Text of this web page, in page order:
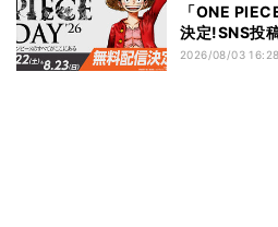
「ONE
決定!SNS投
2026/08/03 16:28